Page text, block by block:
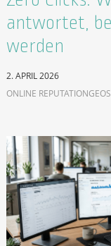
antwortet,
werden
2. APRIL 2026
ONLINE REPUTATIONGEO